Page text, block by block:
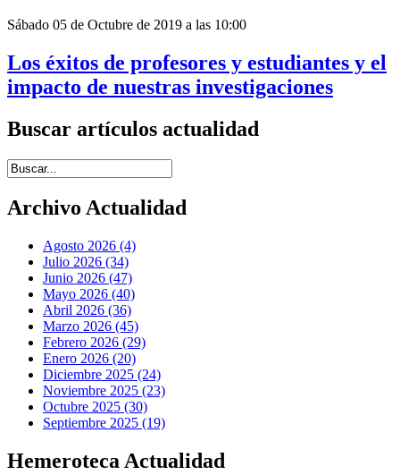
Sábado 05 de Octubre de 2019 a las 10:00
Los éxitos de profesores y estudiantes y el
impacto de nuestras investigaciones
Buscar artículos actualidad
Introduce términos de búsqueda
Archivo Actualidad
Agosto 2026 (4)
Julio 2026 (34)
Junio 2026 (47)
Mayo 2026 (40)
Abril 2026 (36)
Marzo 2026 (45)
Febrero 2026 (29)
Enero 2026 (20)
Diciembre 2025 (24)
Noviembre 2025 (23)
Octubre 2025 (30)
Septiembre 2025 (19)
Hemeroteca Actualidad